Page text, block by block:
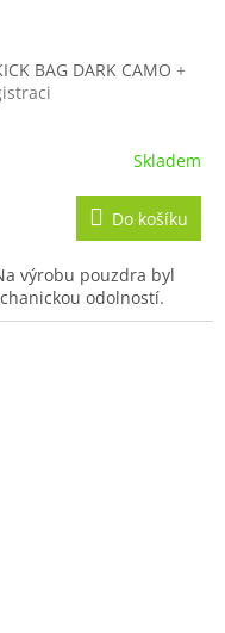
BAG DARK CAMO +
Skladem
Do košíku
výrobu pouzdra byl
odolností.